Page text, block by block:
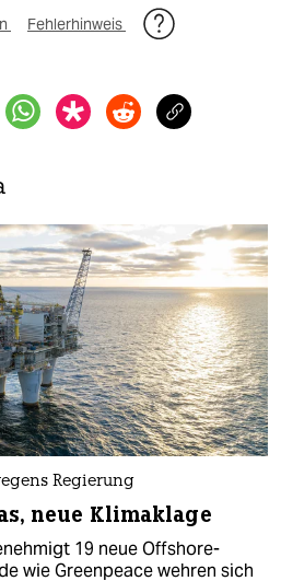
Fehlerhinweis
Regierung
neue Klimaklage
19 neue Offshore-
wie Greenpeace wehren sich